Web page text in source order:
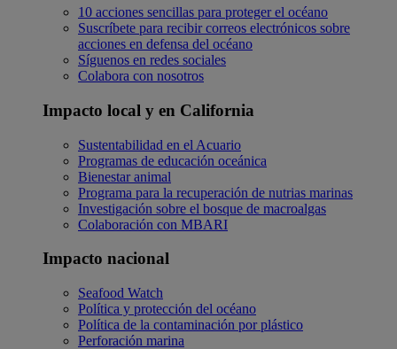
10 acciones sencillas para proteger el océano
Suscríbete para recibir correos electrónicos sobre
acciones en defensa del océano
Síguenos en redes sociales
Colabora con nosotros
Impacto local y en California
Sustentabilidad en el Acuario
Programas de educación oceánica
Bienestar animal
Programa para la recuperación de nutrias marinas
Investigación sobre el bosque de macroalgas
Colaboración con MBARI
Impacto nacional
Seafood Watch
Política y protección del océano
Política de la contaminación por plástico
Perforación marina